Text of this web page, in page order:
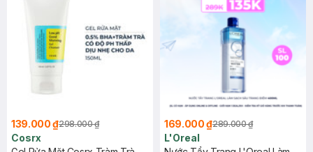
139.000 ₫298.000 ₫
Cosrx
169.000 ₫289.000 ₫
L'Oreal